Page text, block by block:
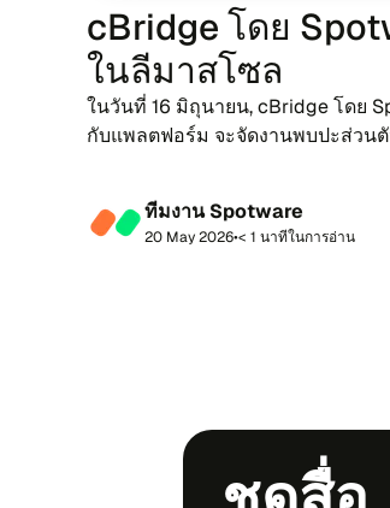
cBridge โดย
ใน​ลี​มาส​โซล
ใน​วัน​ที่ 16 มิ​ถุ​นา​ยน, cBridge โดย
กับ​แพลต​ฟอร์ม จะ​จัด​งาน​พบ​ปะ​ส่วน​
ที​ม​งาน Spotware
20 May 2026•< 1 นา​ที​ใน​กา​รอ่าน